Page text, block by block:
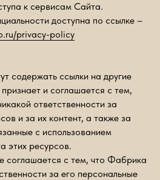
к сервисам Сайта.
доступна по ссылке –
privacy-policy
содержать ссылки на другие
и соглашается с тем,
ответственности за
и за их контент, а также за
с использованием
этих ресурсов.
соглашается с тем, что Фабрика
за его персональные